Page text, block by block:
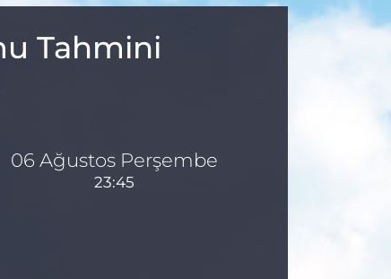
Tahmini
06 Ağustos Perşembe
23:45